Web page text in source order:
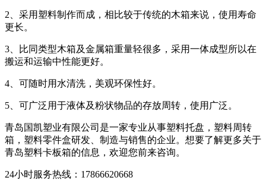
2、采用塑料制作而成，相比较于传统的木箱来说，使用寿命
更长。
3、比同类型木箱及金属箱重量轻很多，采用一体成型所以在
搬运和运输中性能更好。
4、可随时用水清洗，美观环保性好。
5、可广泛用于液体及粉状物品的存放周转，使用广泛。
青岛国凯塑业有限公司是一家专业从事塑料托盘，塑料周转
箱，塑料零件盒研发、制造与销售的企业。想要了解更多关于
青岛塑料卡板箱的信息，欢迎您前来咨询。
24小时服务热线：17866620668